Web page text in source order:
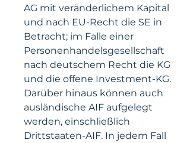
AG mit veränderlichem Kapital
und nach EU-Recht die SE in
Betracht; im Falle einer
Personenhandelsgesellschaft
nach deutschem Recht die KG
und die offene Investment-KG.
Darüber hinaus können auch
ausländische AIF aufgelegt
werden, einschließlich
Drittstaaten-AIF. In jedem Fall